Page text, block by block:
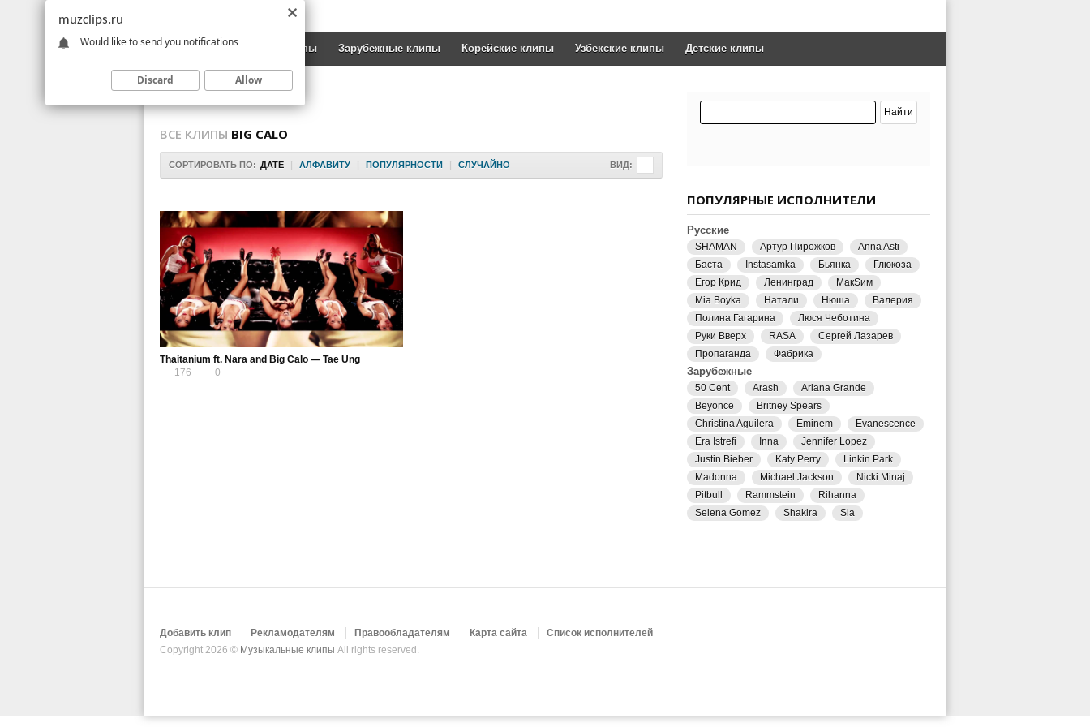
Новинки Русские клипы Зарубежные клипы Корейские клипы Узбекские клипы Детские клипы
ВСЕ КЛИПЫ BIG CALO
СОРТИРОВАТЬ ПО: ДАТЕ | АЛФАВИТУ | ПОПУЛЯРНОСТИ | СЛУЧАЙНО ВИД:
Thaitanium ft. Nara and Big Calo — Tae Ung
176
0
ПОПУЛЯРНЫЕ ИСПОЛНИТЕЛИ
Русские
SHAMAN Артур Пирожков
Anna Asti
Баста
Instasamka Бьянка
Глюкоза
Егор Крид
Ленинград
МакSим
Mia Boyka
Натали Нюша
Валерия
Полина Гагарина
Люся Чеботина
Руки Вверх
RASA
Сергей Лазарев
Пропаганда
Фабрика
Зарубежные
50 Cent Arash
Ariana Grande
Beyonce
Britney Spears
Christina Aguilera
Eminem
Evanescence
Era Istrefi
Inna
Jennifer Lopez
Justin Bieber
Katy Perry
Linkin Park
Madonna
Michael Jackson
Nicki Minaj
Pitbull
Rammstein
Rihanna
Selena Gomez
Shakira Sia
Добавить клип Рекламодателям Правообладателям Карта сайта
Список исполнителей
Copyright 2026 © Музыкальные клипы All rights reserved.
muzclips.ru
Would like to send you notifications
Discard Allow